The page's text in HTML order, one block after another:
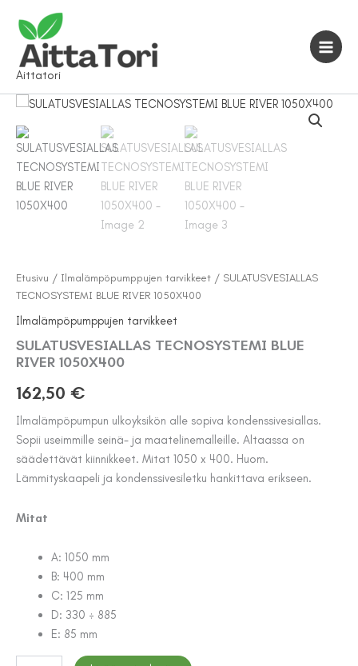
sisältöön
Aittatori
Etusivu / Ilmalämpöpumppujen tarvikkeet / SULATUSVESIALLAS
TECNOSYSTEMI BLUE RIVER 1050X400
Ilmalämpöpumppujen tarvikkeet
SULATUSVESIALLAS TECNOSYSTEMI BLUE
RIVER 1050X400
162,50 €
Ilmalämpöpumpun ulkoyksikön alle sopiva kondenssivesiallas.
Sopii useimmille seinä- ja maatelinemalleille. Altaassa on
säädettävät kiinnikkeet. Mitat 1050 x 400. Huom.
Lämmityskaapeli ja kondenssivesiletku hankittava erikseen.
Mitat
A: 1050 mm
B: 400 mm
C: 125 mm
D: 330 ÷ 885
E: 85 mm
SULATUSVESIALLAS